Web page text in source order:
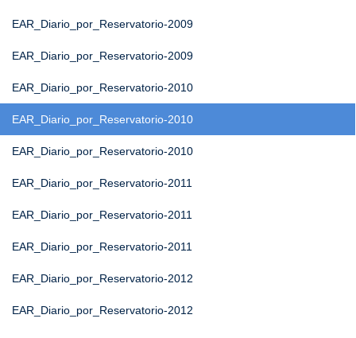
EAR_Diario_por_Reservatorio-2009
EAR_Diario_por_Reservatorio-2009
EAR_Diario_por_Reservatorio-2010
EAR_Diario_por_Reservatorio-2010
EAR_Diario_por_Reservatorio-2010
EAR_Diario_por_Reservatorio-2011
EAR_Diario_por_Reservatorio-2011
EAR_Diario_por_Reservatorio-2011
EAR_Diario_por_Reservatorio-2012
EAR_Diario_por_Reservatorio-2012